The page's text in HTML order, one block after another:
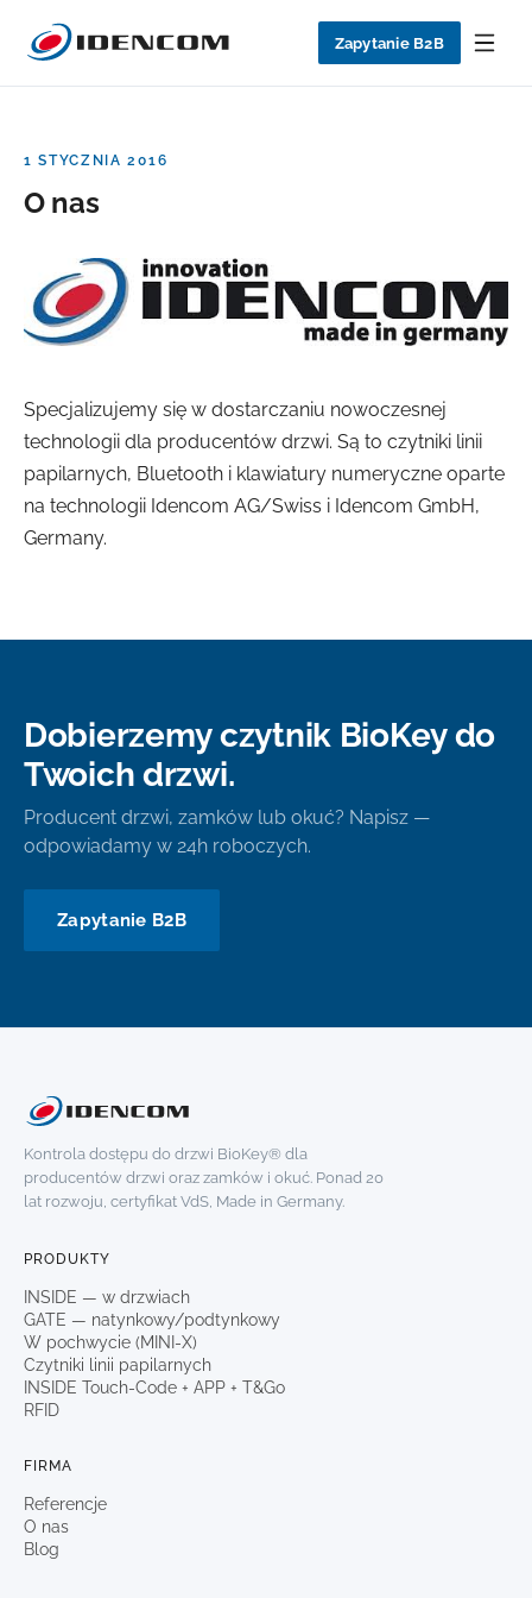
Zapytanie B2B
1 STYCZNIA 2016
O nas
Specjalizujemy się w dostarczaniu nowoczesnej
technologii dla producentów drzwi. Są to czytniki linii
papilarnych, Bluetooth i klawiatury numeryczne oparte
na technologii Idencom AG/Swiss i Idencom GmbH,
Germany.
Dobierzemy czytnik BioKey do
Twoich drzwi.
Producent drzwi, zamków lub okuć? Napisz —
odpowiadamy w 24h roboczych.
Zapytanie B2B
Kontrola dostępu do drzwi BioKey® dla
producentów drzwi oraz zamków i okuć. Ponad 20
lat rozwoju, certyfikat VdS, Made in Germany.
PRODUKTY
INSIDE — w drzwiach
GATE — natynkowy/podtynkowy
W pochwycie (MINI-X)
Czytniki linii papilarnych
INSIDE Touch-Code + APP + T&Go
RFID
FIRMA
Referencje
O nas
Blog